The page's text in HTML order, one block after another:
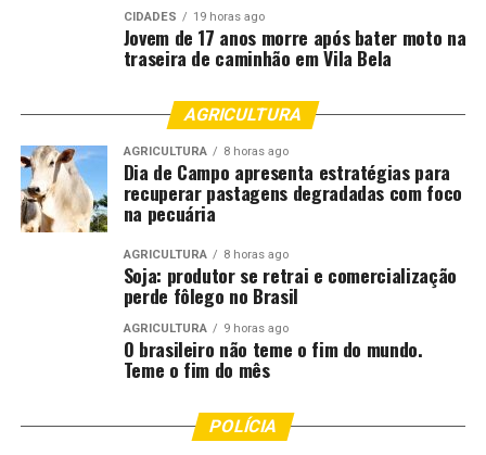
CIDADES 19 horas ago
Jovem de 17 anos morre após bater moto na
traseira de caminhão em Vila Bela
AGRICULTURA
AGRICULTURA 8 horas ago
Dia de Campo apresenta estratégias para
recuperar pastagens degradadas com foco
na pecuária
AGRICULTURA 8 horas ago
Soja: produtor se retrai e comercialização
perde fôlego no Brasil
AGRICULTURA 9 horas ago
O brasileiro não teme o fim do mundo.
Teme o fim do mês
POLÍCIA